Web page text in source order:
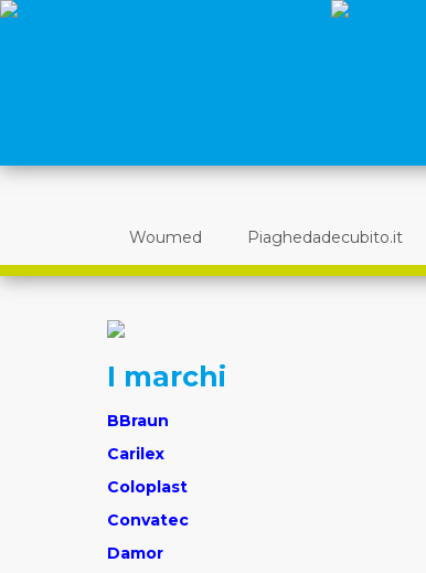
Woumed Piaghedadecubito.it
I marchi
BBraun
Carilex
Coloplast
Convatec
Damor